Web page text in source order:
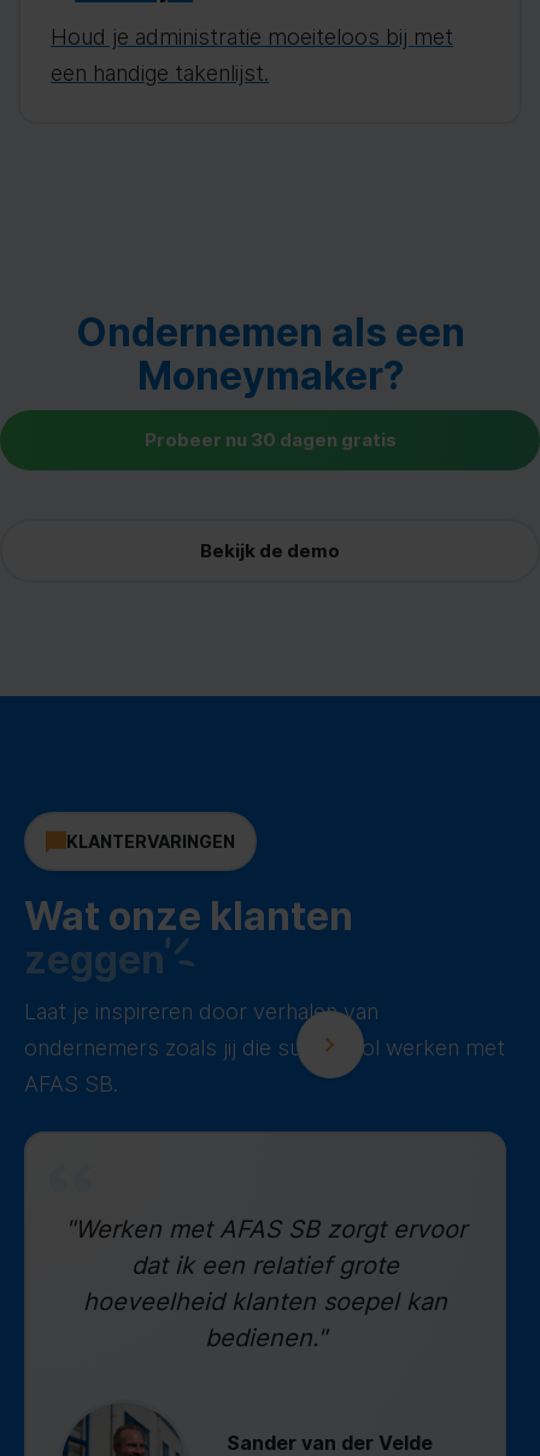
Houd je administratie moeiteloos bij met
een handige takenlijst.
Ondernemen als een
Moneymaker?
Probeer nu 30 dagen gratis
Bekijk de demo
KLANTERVARINGEN
Wat onze klanten
zeggen
Laat je inspireren door verhalen van
ondernemers zoals jij die succesvol werken met
AFAS SB.
"Werken met AFAS SB zorgt ervoor
dat ik een relatief grote
hoeveelheid klanten soepel kan
bedienen."
Sander van der Velde